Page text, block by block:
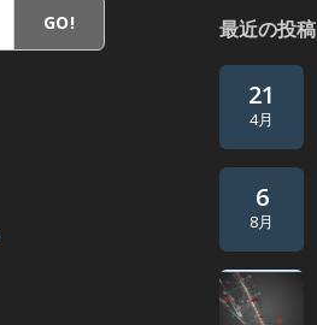
GO! 最近の投稿
21
4月
6
8月